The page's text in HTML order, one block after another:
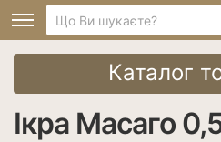
Каталог
Ікра Масаго